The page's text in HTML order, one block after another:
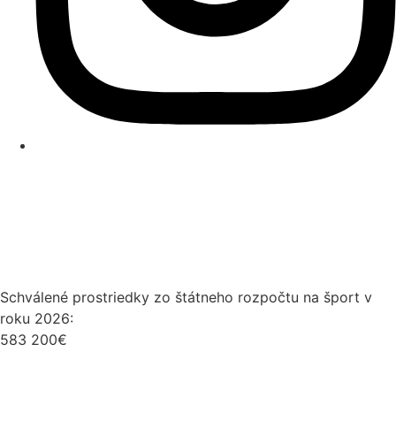
Schválené prostriedky zo štátneho rozpočtu na šport v
roku 2026:
583 200€